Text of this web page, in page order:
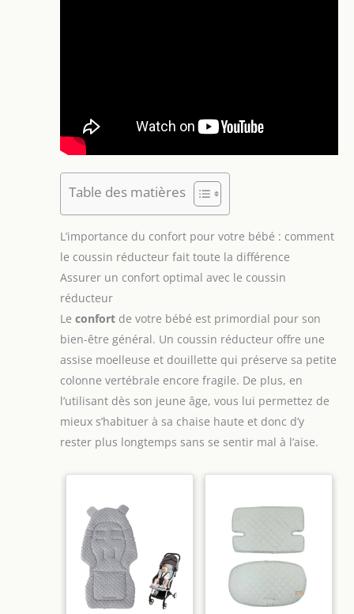
Table des matières
L’importance du confort pour votre bébé : comment
le coussin réducteur fait toute la différence
Assurer un confort optimal avec le coussin
réducteur
Le confort de votre bébé est primordial pour son
bien-être général. Un coussin réducteur offre une
assise moelleuse et douillette qui préserve sa petite
colonne vertébrale encore fragile. De plus, en
l’utilisant dès son jeune âge, vous lui permettez de
mieux s’habituer à sa chaise haute et donc d’y
rester plus longtemps sans se sentir mal à l’aise.